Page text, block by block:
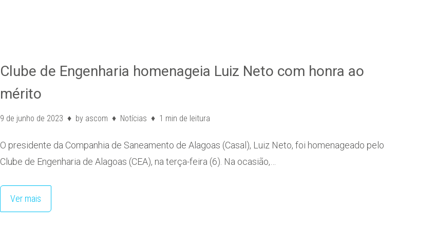
Clube de Engenharia homenageia Luiz Neto com honra ao
mérito
9 de junho de 2023 by ascom Notícias 1 min de leitura
O presidente da Companhia de Saneamento de Alagoas (Casal), Luiz Neto, foi homenageado pelo
Clube de Engenharia de Alagoas (CEA), na terça-feira (6). Na ocasião,…
Ver mais